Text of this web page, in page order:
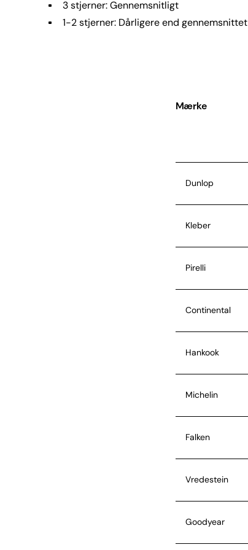
3 stjerner: Gennemsnitligt
1-2 stjerner: Dårligere end gennemsnittet
Mærke
Dunlop
Kleber
Pirelli
Continental
Hankook
Michelin
Falken
Vredestein
Goodyear